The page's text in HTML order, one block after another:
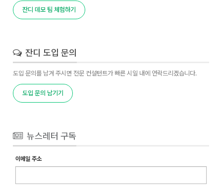
잔디 데모 팀 체험하기
잔디 도입 문의
도입 문의를 남겨 주시면 전문 컨설턴트가 빠른 시일 내에 연락드리겠습니다.
도입 문의 남기기
뉴스레터 구독
이메일 주소